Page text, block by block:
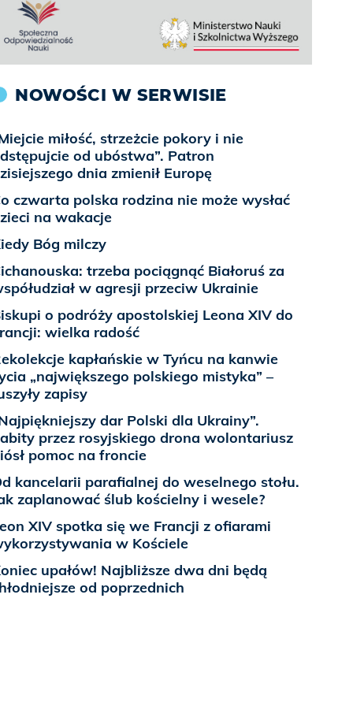
NOWOŚCI W SERWISIE
miłość, strzeżcie pokory i nie
od ubóstwa”. Patron
dnia zmienił Europę
czwarta polska rodzina nie może wysłać
na wakacje
Bóg milczy
trzeba pociągnąć Białoruś za
w agresji przeciw Ukrainie
o podróży apostolskiej Leona XIV do
wielka radość
kapłańskie w Tyńcu na kanwie
„największego polskiego mistyka” –
zapisy
dar Polski dla Ukrainy”.
przez rosyjskiego drona wolontariusz
pomoc na froncie
kancelarii parafialnej do weselnego stołu.
zaplanować ślub kościelny i wesele?
XIV spotka się we Francji z ofiarami
w Kościele
upałów! Najbliższe dwa dni będą
od poprzednich